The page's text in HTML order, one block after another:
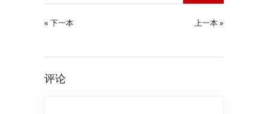
« 下一本 上一本 »
评论